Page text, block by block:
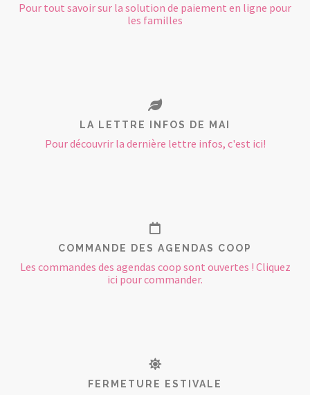
Pour tout savoir sur la solution de paiement en ligne pour
les familles
LA LETTRE INFOS DE MAI
Pour découvrir la dernière lettre infos, c'est ici!
COMMANDE DES AGENDAS COOP
Les commandes des agendas coop sont ouvertes ! Cliquez
ici pour commander.
FERMETURE ESTIVALE